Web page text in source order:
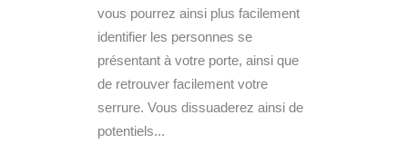
vous pourrez ainsi plus facilement
identifier les personnes se
présentant à votre porte, ainsi que
de retrouver facilement votre
serrure. Vous dissuaderez ainsi de
potentiels...